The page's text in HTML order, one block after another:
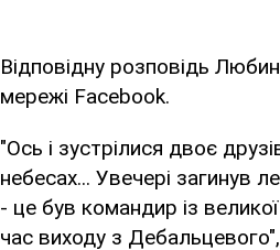
Відповідну розповідь
мережі Facebook.
"Ось і зустрілися двоє
небесах... Увечері загинув
- це був командир із
час виходу з